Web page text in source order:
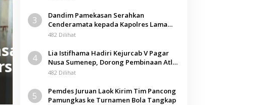
Berita
Motor Mahasiswi UIN Madura
Bersih, Terduga Pelaku
3
Dandim Pamekasan Serahkan
Cenderamata kepada Kapolres Lama
pada Acara Kenal Pamit
482 Dilihat
4
Lia Istifhama Hadiri Kejurcab V Pagar
Nusa Sumenep, Dorong Pembinaan Atlet
Berkarakter
482 Dilihat
5
Pemdes Juruan Laok Kirim Tim Pancong
Pamungkas ke Turnamen Bola Tangkap